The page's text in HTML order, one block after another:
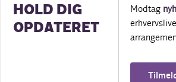
HOLD DIG
OPDATERET
Modtag